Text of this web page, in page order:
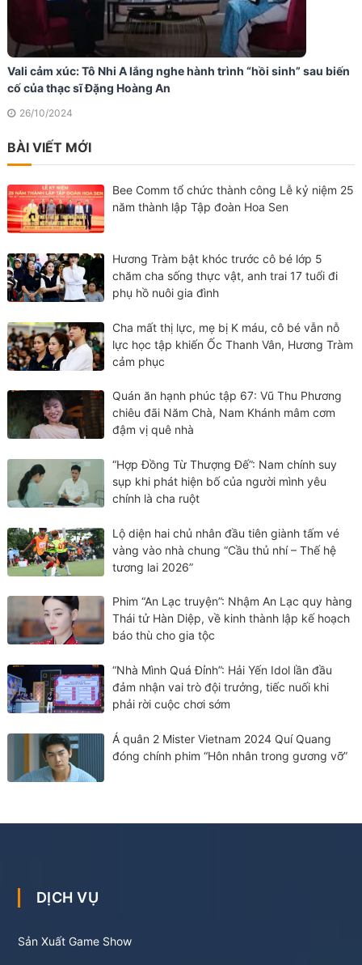
Vali cảm xúc: Tô Nhi A lắng nghe hành trình “hồi sinh” sau biến
cố của thạc sĩ Đặng Hoàng An
26/10/2024
BÀI VIẾT MỚI
Bee Comm tổ chức thành công Lễ kỷ niệm 25
năm thành lập Tập đoàn Hoa Sen
Hương Tràm bật khóc trước cô bé lớp 5
chăm cha sống thực vật, anh trai 17 tuổi đi
phụ hồ nuôi gia đình
Cha mất thị lực, mẹ bị K máu, cô bé vẫn nỗ
lực học tập khiến Ốc Thanh Vân, Hương Tràm
cảm phục
Quán ăn hạnh phúc tập 67: Vũ Thu Phương
chiêu đãi Năm Chà, Nam Khánh mâm cơm
đậm vị quê nhà
“Hợp Đồng Từ Thượng Đế”: Nam chính suy
sụp khi phát hiện bố của người mình yêu
chính là cha ruột
Lộ diện hai chủ nhân đầu tiên giành tấm vé
vàng vào nhà chung “Cầu thủ nhí – Thế hệ
tương lai 2026”
Phim “An Lạc truyện”: Nhậm An Lạc quy hàng
Thái tử Hàn Diệp, về kinh thành lập kế hoạch
báo thù cho gia tộc
“Nhà Mình Quá Đỉnh”: Hải Yến Idol lần đầu
đảm nhận vai trò đội trưởng, tiếc nuối khi
phải rời cuộc chơi sớm
Á quân 2 Mister Vietnam 2024 Quí Quang
đóng chính phim “Hôn nhân trong gương vỡ”
DỊCH VỤ
Sản Xuất Game Show